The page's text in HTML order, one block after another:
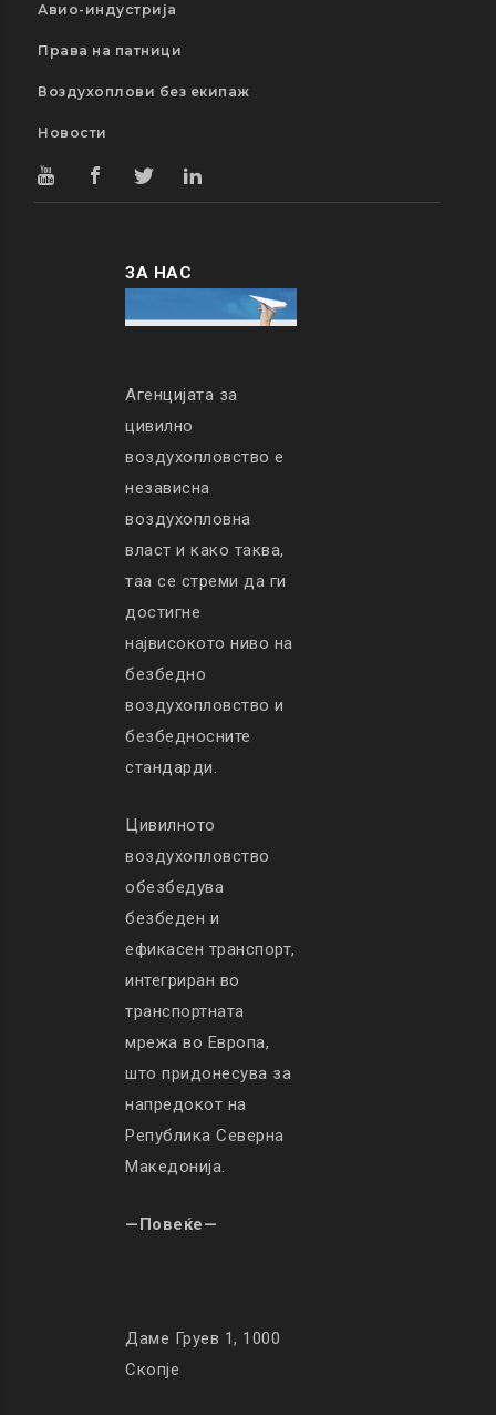
Авио-индустрија
Права на патници
Воздухоплови без екипаж
Новости
ЗА НАС
Агенцијата за
цивилно
воздухопловство е
независна
воздухопловна
власт и како таква,
таа се стреми да ги
достигне
највисокото ниво на
безбедно
воздухопловство и
безбедносните
стандарди.
Цивилното
воздухопловство
обезбедува
безбеден и
ефикасен транспорт,
интегриран во
транспортната
мрежа во Европа,
што придонесува за
напредокот на
Република Северна
Македонија.
—Повеќе—
Даме Груев 1, 1000
Скопје